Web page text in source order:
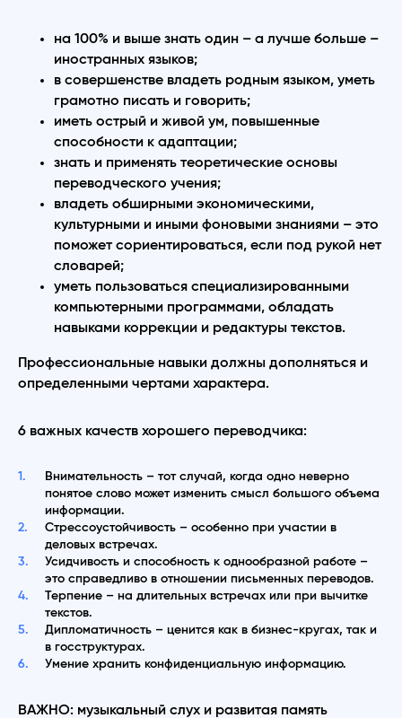
на 100% и выше знать один – а лучше больше –
иностранных языков;
в совершенстве владеть родным языком, уметь
грамотно писать и говорить;
иметь острый и живой ум, повышенные
способности к адаптации;
знать и применять теоретические основы
переводческого учения;
владеть обширными экономическими,
культурными и иными фоновыми знаниями – это
поможет сориентироваться, если под рукой нет
словарей;
уметь пользоваться специализированными
компьютерными программами, обладать
навыками коррекции и редактуры текстов.
Профессиональные навыки должны дополняться и
определенными чертами характера.
6 важных качеств хорошего переводчика:
Внимательность – тот случай, когда одно неверно
понятое слово может изменить смысл большого объема
информации.
Стрессоустойчивость – особенно при участии в
деловых встречах.
Усидчивость и способность к однообразной работе –
это справедливо в отношении письменных переводов.
Терпение – на длительных встречах или при вычитке
текстов.
Дипломатичность – ценится как в бизнес-кругах, так и
в госструктурах.
Умение хранить конфиденциальную информацию.
ВАЖНО: музыкальный слух и развитая память